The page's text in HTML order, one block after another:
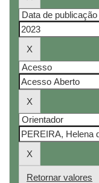
Retornar valores